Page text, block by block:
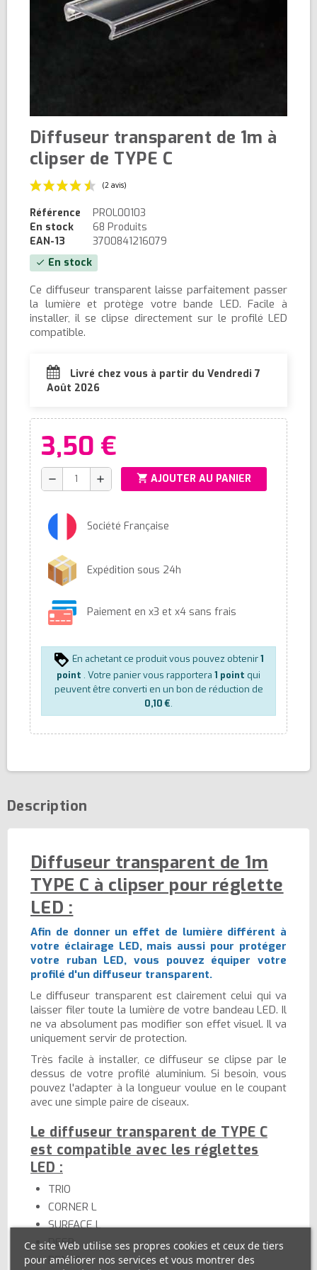
Diffuseur transparent de 1m à
clipser de TYPE C
Référence
PROL00103
En stock
68 Produits
EAN-13
3700841216079
check En stock
Ce diffuseur transparent laisse parfaitement passer
la lumière et protège votre bande LED. Facile à
installer, il se clipse directement sur le profilé LED
compatible.
Livré chez vous à partir du Vendredi 7
Août 2026
3,50 €
remove add shopping_cart AJOUTER AU PANIER
Société Française
Expédition sous 24h
Paiement en x3 et x4 sans frais
En achetant ce produit vous pouvez obtenir1
point . Votre panier vous rapportera 1 point qui
peuvent être converti en un bon de réduction de
0,10 €.
Description
Diffuseur transparent de 1m
TYPE C à clipser pour réglette
LED :
Afin de donner un effet de lumière différent à
votre éclairage LED, mais aussi pour protéger
votre ruban LED, vous pouvez équiper votre
profilé d'un diffuseur transparent.
Le diffuseur transparent est clairement celui qui va
laisser filer toute la lumière de votre bandeau LED. Il
ne va absolument pas modifier son effet visuel. Il va
uniquement servir de protection.
Très facile à installer, ce diffuseur se clipse par le
dessus de votre profilé aluminium. Si besoin, vous
pouvez l'adapter à la longueur voulue en le coupant
avec une simple paire de ciseaux.
Le diffuseur transparent de TYPE C
est compatible avec les réglettes
LED :
TRIO
CORNER L
SURFACE L
DEEP
PEN XL
Ce site Web utilise ses propres cookies et ceux de tiers
pour améliorer nos services et vous montrer des